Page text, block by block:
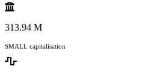
313.94 M
SMALL capitalisation